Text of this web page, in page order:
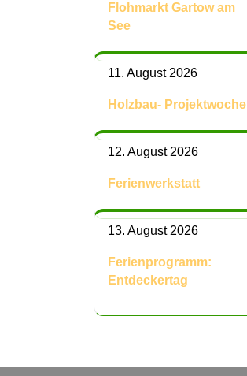
Flohmarkt Gartow am
See
11. August 2026
Holzbau- Projektwoche
12. August 2026
Ferienwerkstatt
13. August 2026
Ferienprogramm:
Entdeckertag